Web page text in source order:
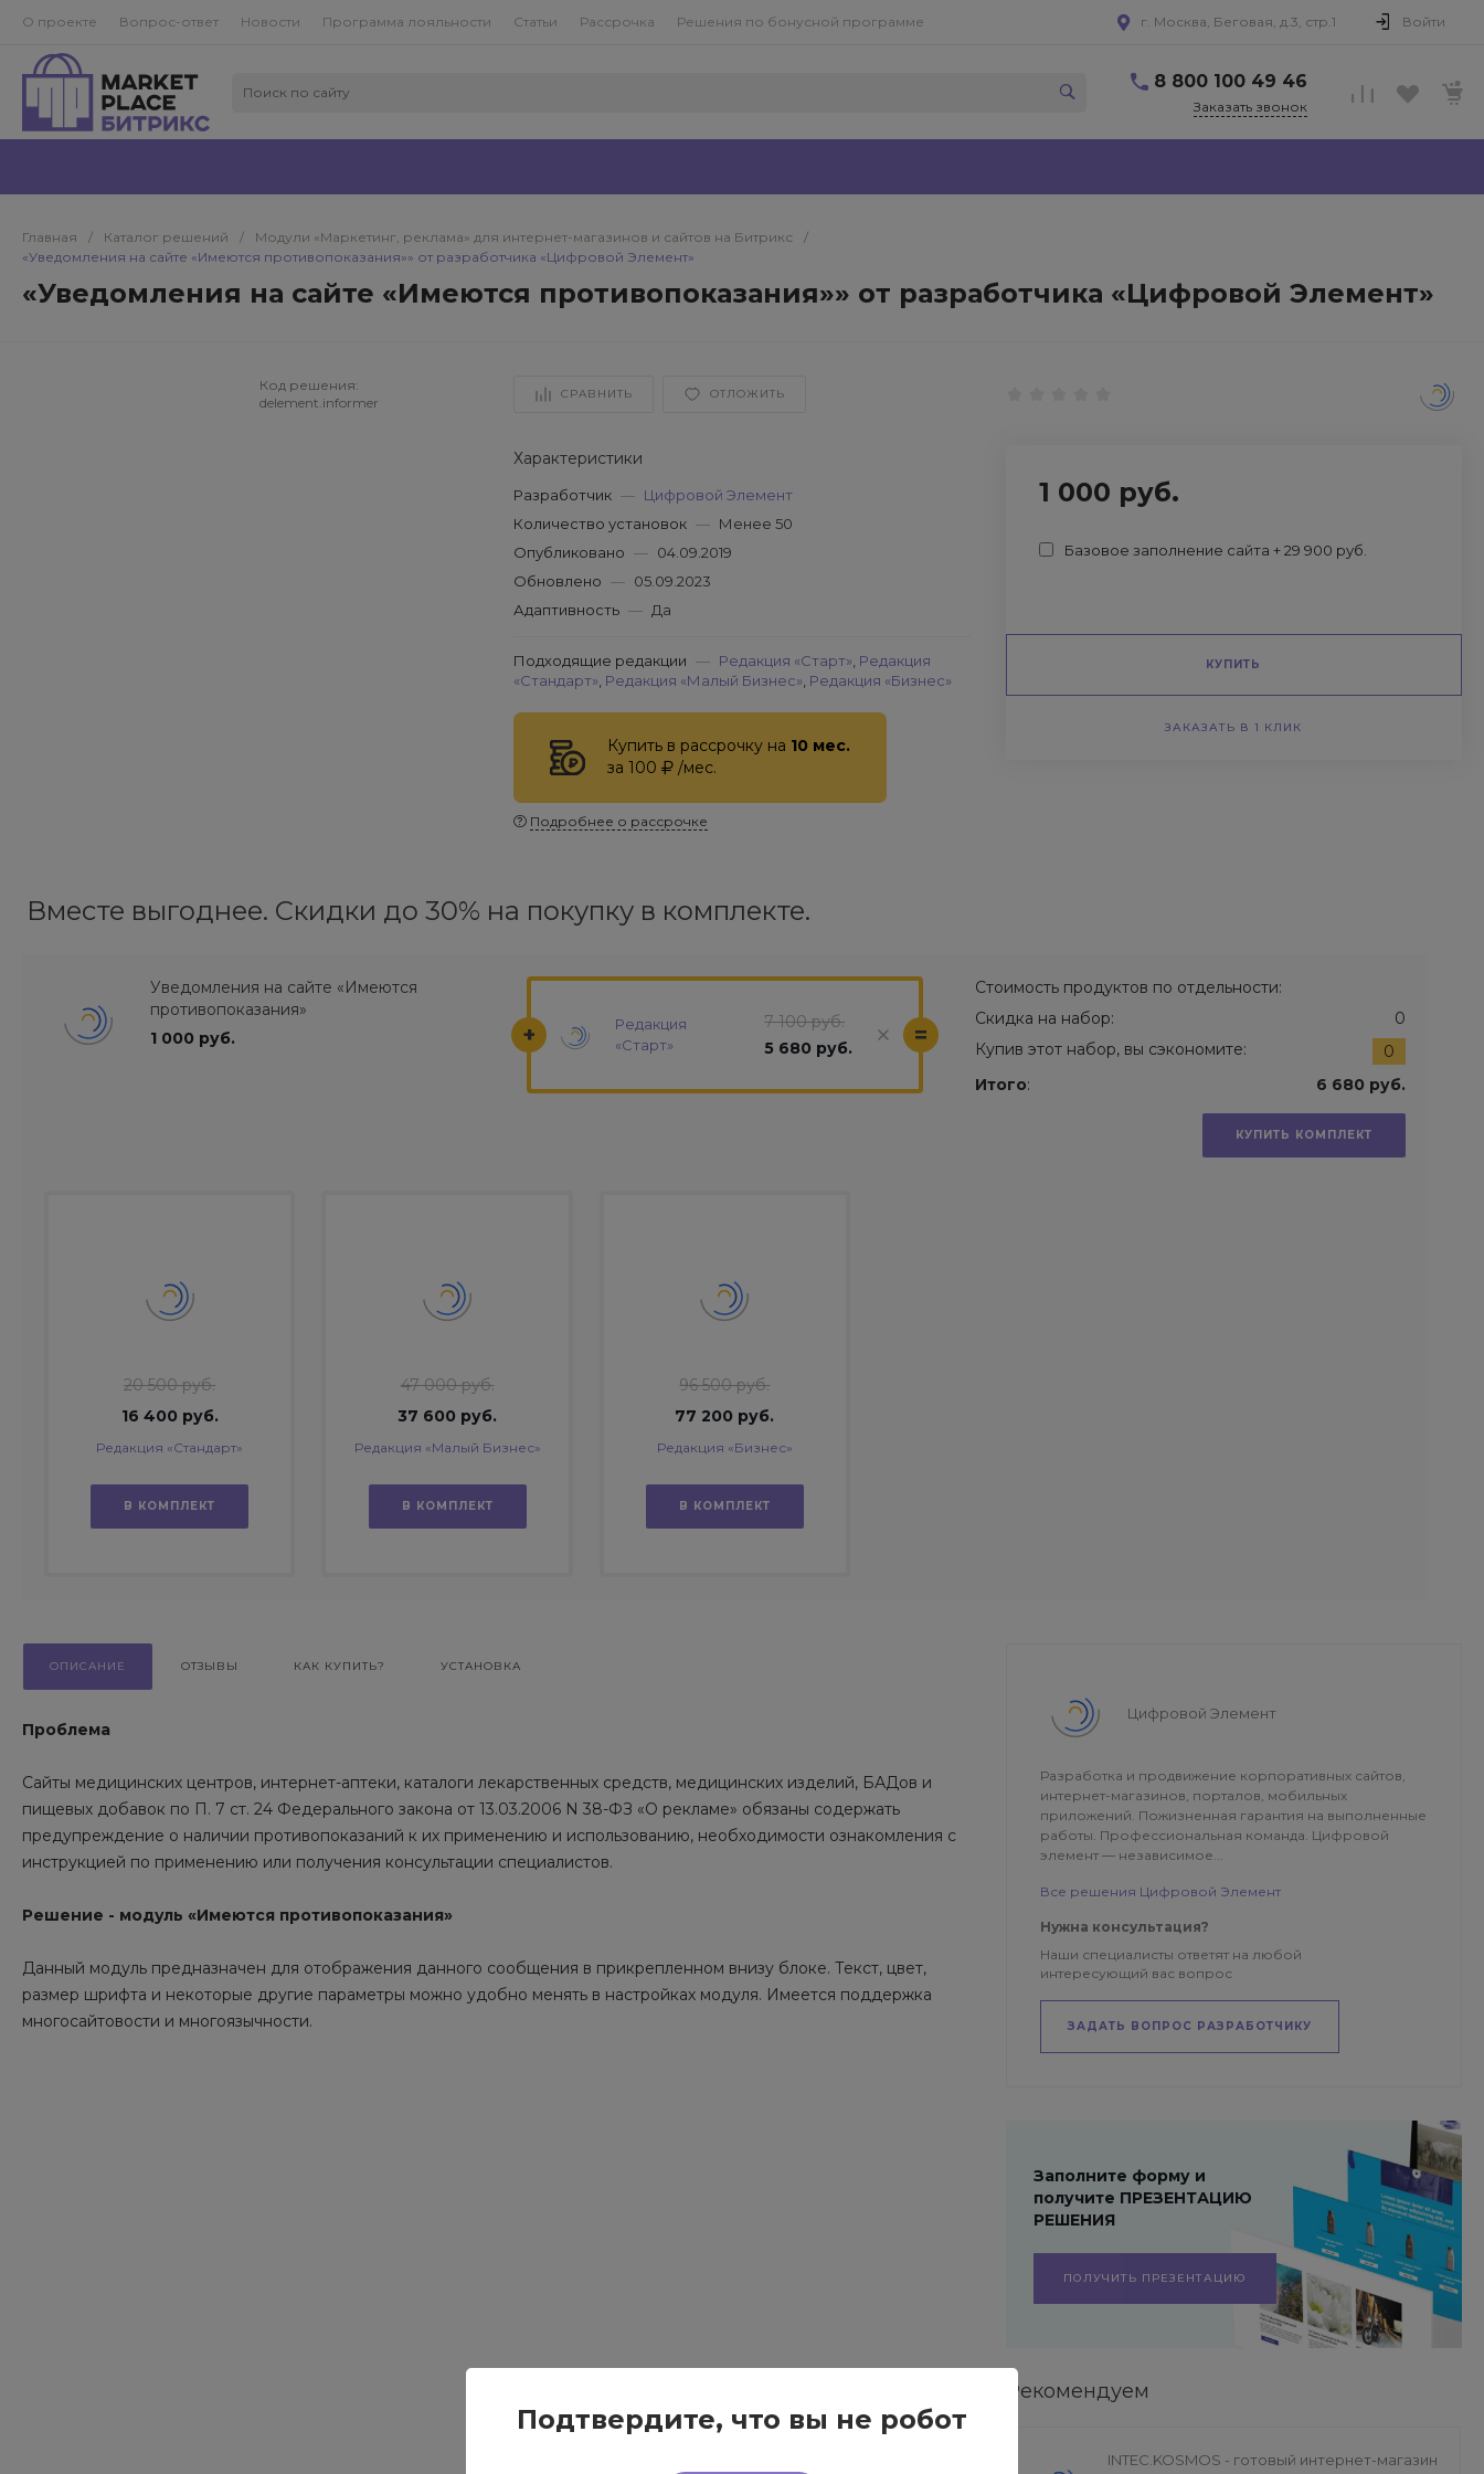
Подтвердите, что вы не робот
О проекте Вопрос-ответ Новости Программа лояльности Статьи Рассрочка Решения по бонусной программе г. Москва, Беговая, д.3, стр.1 Войти
8 800 100 49 46
Заказать звонок
Главная / Каталог решений / Модули «Маркетинг, реклама» для интернет-магазинов и сайтов на Битрикс
/
«Уведомления на сайте «Имеются противопоказания»» от разработчика «Цифровой Элемент»
«Уведомления на сайте «Имеются противопоказания»» от разработчика «Цифровой Элемент»
Код решения:
delement.informer
СРАВНИТЬ ОТЛОЖИТЬ
Характеристики
Разработчик — Цифровой Элемент
Количество установок — Менее 50
Опубликовано — 04.09.2019
Обновлено — 05.09.2023
Адаптивность — Да
Подходящие редакции — Редакция «Старт» Редакция
«Стандарт» Редакция «Малый Бизнес» Редакция «Бизнес»
Купить в рассрочку на 10 мес.
за 100
/мес.
Подробнее о рассрочке
1 000 руб.
Базовое заполнение сайта + 29 900 руб.
КУПИТЬ
ЗАКАЗАТЬ В 1 КЛИК
Вместе выгоднее. Скидки до 30% на покупку в комплекте.
Уведомления на сайте «Имеются
противопоказания»
1 000 руб.
Редакция
«Старт»
7 100 руб.
5 680 руб.
+ =
Стоимость продуктов по отдельности:
Скидка на набор:
0
Купив этот набор, вы сэкономите:
0
Итого: 6 680 руб.
КУПИТЬ КОМПЛЕКТ
20 500 руб.
16 400 руб.
Редакция «Стандарт»
В КОМПЛЕКТ
47 000 руб.
37 600 руб.
Редакция «Малый Бизнес»
В КОМПЛЕКТ
96 500 руб.
77 200 руб.
Редакция «Бизнес»
В КОМПЛЕКТ
ОПИСАНИЕ ОТЗЫВЫ КАК КУПИТЬ? УСТАНОВКА
Проблема
Сайты медицинских центров, интернет-аптеки, каталоги лекарственных средств, медицинских изделий, БАДов и
пищевых добавок по П. 7 ст. 24 Федерального закона от 13.03.2006 N 38-ФЗ «О рекламе» обязаны содержать
предупреждение о наличии противопоказаний к их применению и использованию, необходимости ознакомления с
инструкцией по применению или получения консультации специалистов.
Решение - модуль «Имеются противопоказания»
Данный модуль предназначен для отображения данного сообщения в прикрепленном внизу блоке. Текст, цвет,
размер шрифта и некоторые другие параметры можно удобно менять в настройках модуля. Имеется поддержка
многосайтовости и многоязычности.
Цифровой Элемент
Разработка и продвижение корпоративных сайтов,
интернет-магазинов, порталов, мобильных
приложений. Пожизненная гарантия на выполненные
работы. Профессиональная команда. Цифровой
элемент — независимое...
Все решения Цифровой Элемент
Нужна консультация?
Наши специалисты ответят на любой
интересующий вас вопрос
ЗАДАТЬ ВОПРОС РАЗРАБОТЧИКУ
Заполните форму и
получите ПРЕЗЕНТАЦИЮ
РЕШЕНИЯ
ПОЛУЧИТЬ ПРЕЗЕНТАЦИЮ
Рекомендуем
INTEC.KOSMOS - готовый интернет-магазин